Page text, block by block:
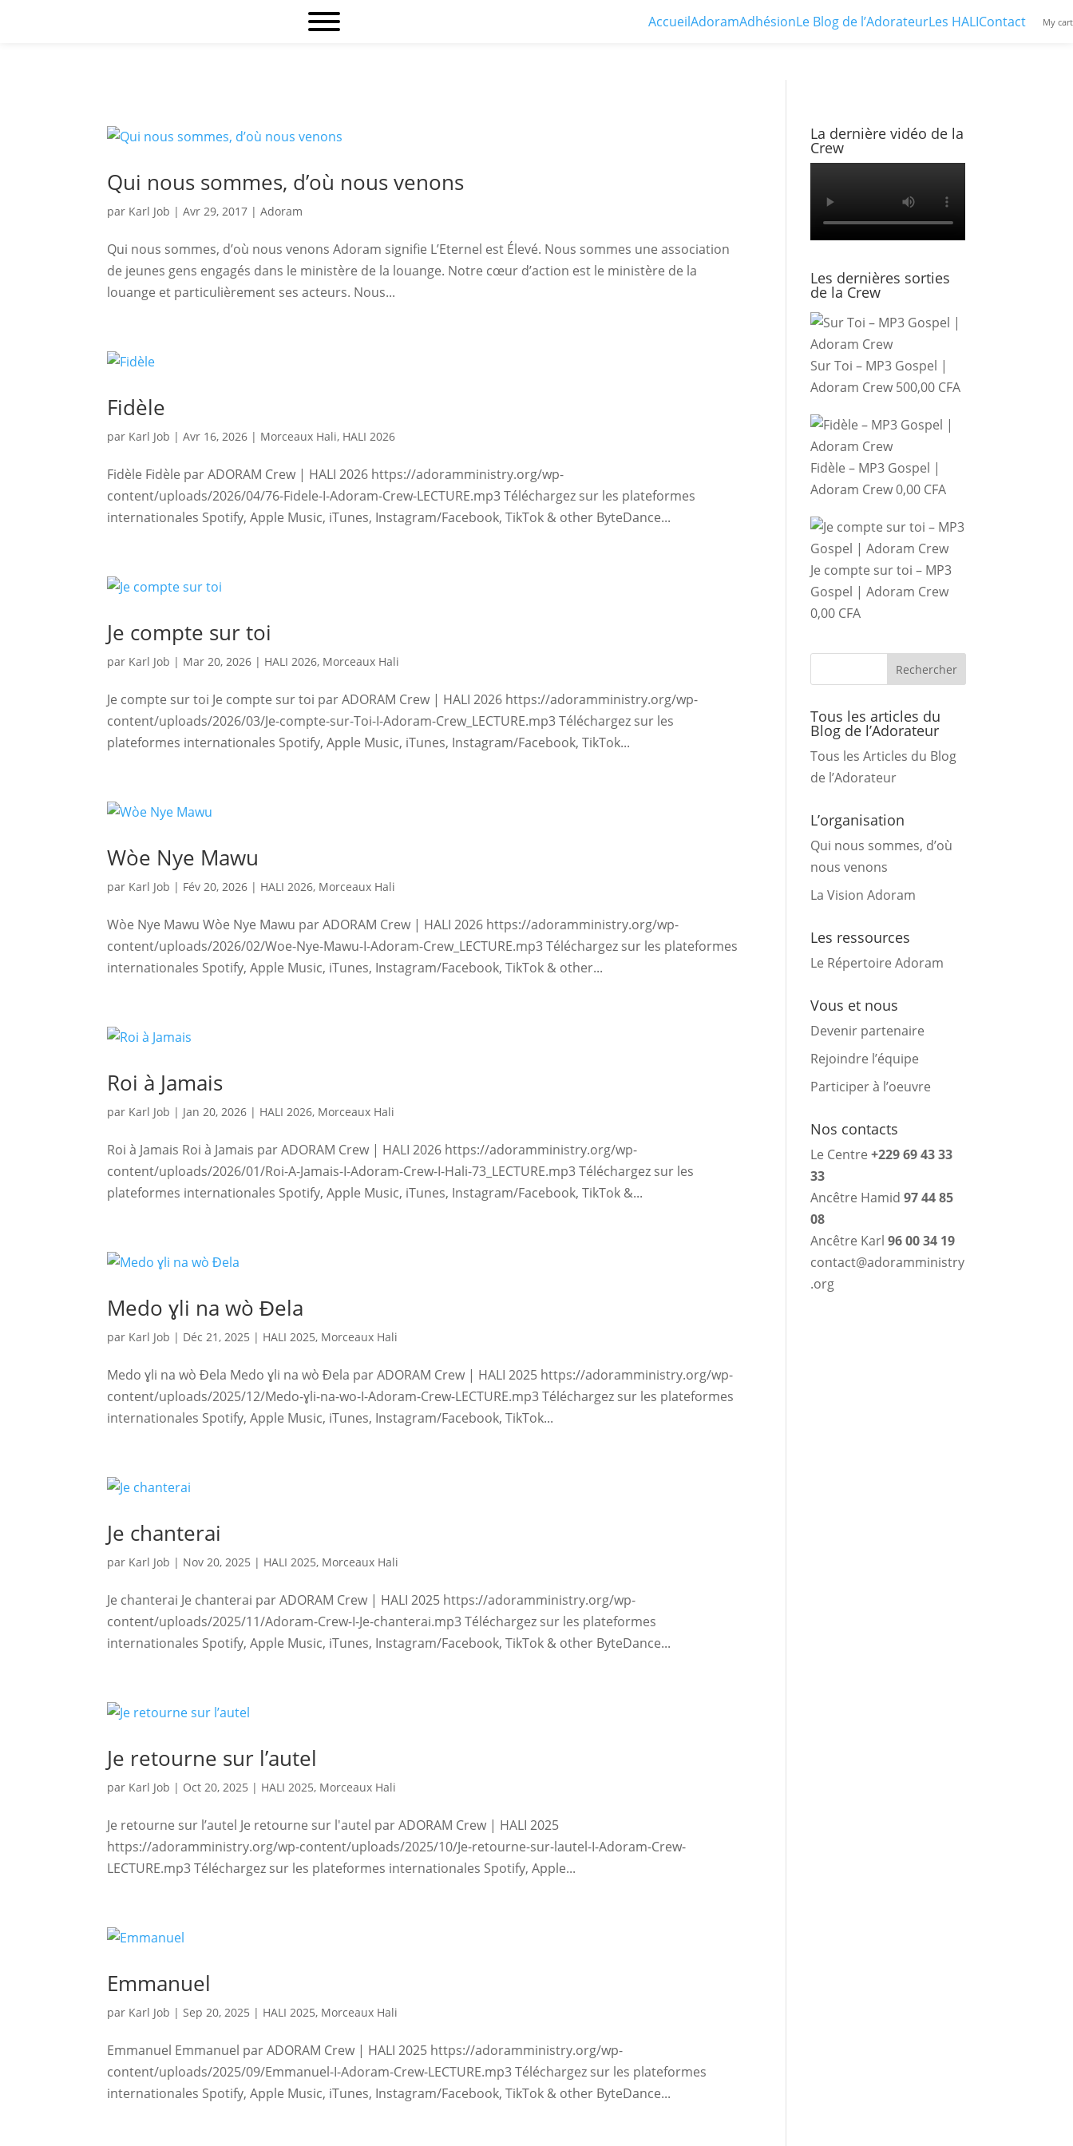
AccueilAdoramAdhésionLe Blog de l’AdorateurLes HALIContact My cart
Qui nous sommes, d’où nous venons
par Karl Job |Avr 29, 2017 |Adoram
Qui nous sommes, d’où nous venons Adoram signifie L’Eternel est Élevé. Nous sommes une association
de jeunes gens engagés dans le ministère de la louange. Notre cœur d’action est le ministère de la
louange et particulièrement ses acteurs. Nous...
Fidèle
par Karl Job |Avr 16, 2026 | Morceaux Hali, HALI 2026
Fidèle Fidèle par ADORAM Crew | HALI 2026 https://adoramministry.org/wp-
content/uploads/2026/04/76-Fidele-I-Adoram-Crew-LECTURE.mp3 Téléchargez sur les plateformes
internationales Spotify, Apple Music, iTunes, Instagram/Facebook, TikTok & other ByteDance...
Je compte sur toi
par Karl Job | Mar 20, 2026 | HALI 2026, Morceaux Hali
Je compte sur toi Je compte sur toi par ADORAM Crew | HALI 2026 https://adoramministry.org/wp-
content/uploads/2026/03/Je-compte-sur-Toi-I-Adoram-Crew_LECTURE.mp3 Téléchargez sur les
plateformes internationales Spotify, Apple Music, iTunes, Instagram/Facebook, TikTok...
Wòe Nye Mawu
par Karl Job | Fév 20, 2026 | HALI 2026, Morceaux Hali
Wòe Nye Mawu Wòe Nye Mawu par ADORAM Crew | HALI 2026 https://adoramministry.org/wp-
content/uploads/2026/02/Woe-Nye-Mawu-I-Adoram-Crew_LECTURE.mp3 Téléchargez sur les plateformes
internationales Spotify, Apple Music, iTunes, Instagram/Facebook, TikTok & other...
Roi à Jamais
par Karl Job | Jan 20, 2026 | HALI 2026, Morceaux Hali
Roi à Jamais Roi à Jamais par ADORAM Crew | HALI 2026 https://adoramministry.org/wp-
content/uploads/2026/01/Roi-A-Jamais-I-Adoram-Crew-I-Hali-73_LECTURE.mp3 Téléchargez sur les
plateformes internationales Spotify, Apple Music, iTunes, Instagram/Facebook, TikTok &...
Medo ɣli na wò Ɖela
par Karl Job | Déc 21, 2025 | HALI 2025, Morceaux Hali
Medo ɣli na wò Ɖela Medo ɣli na wò Ɖela par ADORAM Crew | HALI 2025 https://adoramministry.org/wp-
content/uploads/2025/12/Medo-ɣli-na-wo-I-Adoram-Crew-LECTURE.mp3 Téléchargez sur les plateformes
internationales Spotify, Apple Music, iTunes, Instagram/Facebook, TikTok...
Je chanterai
par Karl Job | Nov 20, 2025 | HALI 2025, Morceaux Hali
Je chanterai Je chanterai par ADORAM Crew | HALI 2025 https://adoramministry.org/wp-
content/uploads/2025/11/Adoram-Crew-I-Je-chanterai.mp3 Téléchargez sur les plateformes
internationales Spotify, Apple Music, iTunes, Instagram/Facebook, TikTok & other ByteDance...
Je retourne sur l’autel
par Karl Job | Oct 20, 2025 | HALI 2025, Morceaux Hali
Je retourne sur l’autel Je retourne sur l'autel par ADORAM Crew | HALI 2025
https://adoramministry.org/wp-content/uploads/2025/10/Je-retourne-sur-lautel-I-Adoram-Crew-
LECTURE.mp3 Téléchargez sur les plateformes internationales Spotify, Apple...
Emmanuel
par Karl Job |Sep 20, 2025 | HALI 2025, Morceaux Hali
Emmanuel Emmanuel par ADORAM Crew | HALI 2025 https://adoramministry.org/wp-
content/uploads/2025/09/Emmanuel-I-Adoram-Crew-LECTURE.mp3 Téléchargez sur les plateformes
internationales Spotify, Apple Music, iTunes, Instagram/Facebook, TikTok & other ByteDance...
La dernière vidéo de la
Crew
Les dernières sorties
de la Crew
Sur Toi – MP3 Gospel |
Adoram Crew 500,00 CFA
Fidèle – MP3 Gospel |
Adoram Crew0,00 CFA
Je compte sur toi – MP3
Gospel | Adoram Crew
0,00 CFA
Tous les articles du
Blog de l’Adorateur
Tous les Articles du Blog
de l’Adorateur
L’organisation
Qui nous sommes, d’où
nous venons
La Vision Adoram
Les ressources
Le Répertoire Adoram
Vous et nous
Devenir partenaire
Rejoindre l’équipe
Participer à l’oeuvre
Nos contacts
Le Centre+229 69 43 33
33
Ancêtre Hamid 97 44 85
08
Ancêtre Karl 96 00 34 19
contact@adoramministry
.org